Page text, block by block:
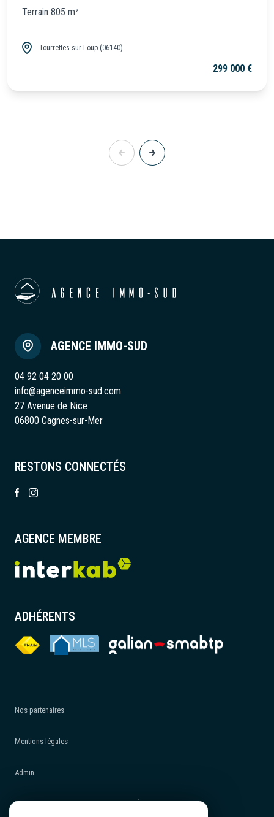
Terrain 805 m²
Tourrettes-sur-Loup (06140)
299 000 €
AGENCE IMMO-SUD
04 92 04 20 00
info@agenceimmo-sud.com
27 Avenue de Nice
06800 Cagnes-sur-Mer
RESTONS CONNECTÉS
AGENCE MEMBRE
ADHÉRENTS
Nos partenaires
Mentions légales
Admin
POLITIQUE DE PROTECTION DES DONNÉES - RGPD